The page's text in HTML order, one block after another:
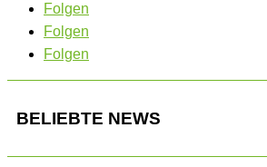
Folgen
Folgen
Folgen
BELIEBTE NEWS